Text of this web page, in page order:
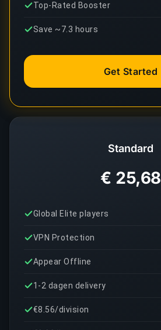
Standard
€ 25,68
Global Elite players
VPN Protection
Appear Offline
1-2 dagen delivery
€8.56/division
Top-Rated Booster
Save ~7.3 hours
Get Started